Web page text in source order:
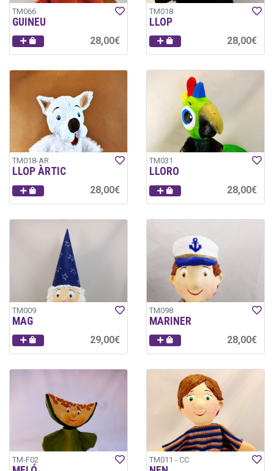
TM066
GUINEU
28,00€
TM018
LLOP
28,00€
TM018-AR
LLOP ÀRTIC
28,00€
TM031
LLORO
28,00€
TM009
MAG
29,00€
TM098
MARINER
28,00€
TM-F02 TM011 - CC